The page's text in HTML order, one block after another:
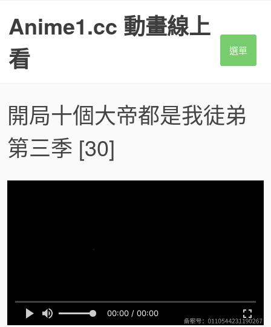
Anime1.cc 動畫線上
看
選單
開局十個大帝都是我徒弟
第三季 [30]